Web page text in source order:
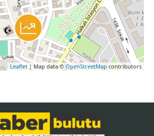
Leaflet | Map data © OpenStreetMap contributors